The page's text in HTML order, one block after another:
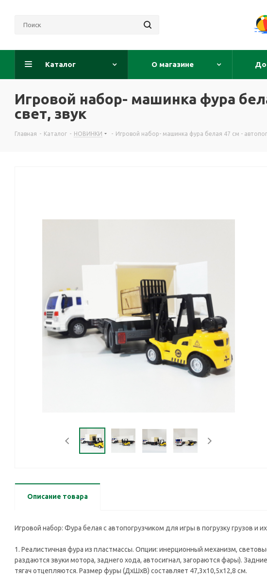
Каталог О магазине
Игровой набор- машинка фура
свет, звук
Главная - Каталог - НОВИНКИ - Игровой набор- машинка фура белая 47 см -
Описание товара
Игровой набор: Фура белая с автопогрузчиком для игры в погрузку грузов и
1. Реалистичная фура из пластмассы. Опции: инерционный механизм,
раздаются звуки мотора, заднего хода, автосигнал, загораются фары).
тягач отцепляются. Размер фуры (ДхШхВ) составляет 47,3х10,5х12,8 см.